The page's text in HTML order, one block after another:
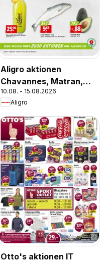
Aligro aktionen
Chavannes, Matran,
Genf, Sitten
10.08. - 15.08.2026
Aligro
Otto's aktionen IT